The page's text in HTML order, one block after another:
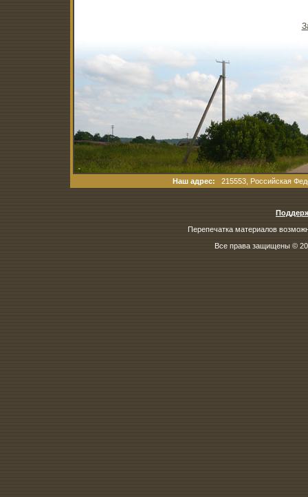
Наш адрес: 215553, Российская
Перепечатка материалов
Все права защищены ©